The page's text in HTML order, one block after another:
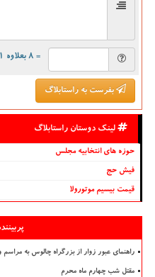
= ۸ بعلاوه ۱
بفرست به راستابلاگ
لینک دوستان راستابلاگ
حوزه های انتخابیه مجلس
فیش حج
قیمت بیسیم موتورولا
راهنمای عبور زوار از بزرگراه چالوس به مراسم
مقتل شب چهارم ماه محرم